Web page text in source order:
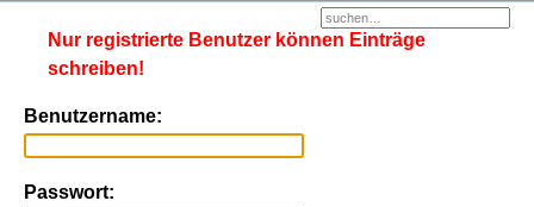
Nur registrierte Benutzer können Einträge
schreiben!
Benutzername:
Passwort: